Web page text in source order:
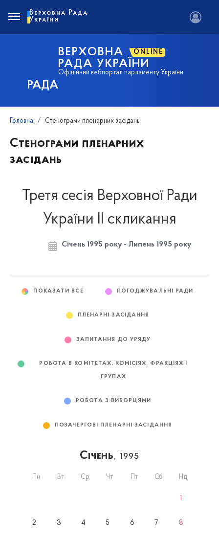
РАДА
ВЕРХОВНА ONLINE
РАДА УКРАЇНИ
Офіційний вебпортал парламенту України
Верховна Рада
України
Головна Стенограми пленарних засідань
Стенограми пленарних
засідань
Третя сесія Верховної Ради
України II скликання
Січень 1995 року - Липень 1995 року
ПОКАЗАТИ ВСЕ ПОГОДЖУВАЛЬНІ РАДИ
ПЛЕНАРНІ ЗАСІДАННЯ
ЗАПИТАННЯ ДО УРЯДУ
РОБОТА В КОМІТЕТАХ, КОМІСІЯХ, ФРАКЦІЯХ І
ГРУПАХ
РОБОТА З ВИБОРЦЯМИ
ПОЗАЧЕРГОВІ ПЛЕНАРНІ ЗАСІДАННЯ
Січень, 1995
Пн Вт Ср Чт Пт Сб Нд
1
2 3 4 5 6 7 8